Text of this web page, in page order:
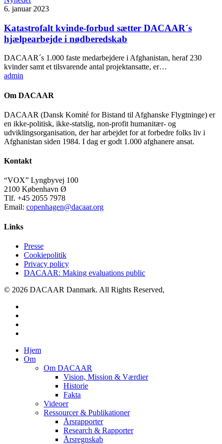
6. januar 2023
Katastrofalt kvinde-forbud sætter DACAAR´s
hjælpearbejde i nødberedskab
DACAAR´s 1.000 faste medarbejdere i Afghanistan, heraf 230
kvinder samt et tilsvarende antal projektansatte, er…
admin
Om DACAAR
DACAAR (Dansk Komité for Bistand til Afghanske Flygtninge) er
en ikke-politisk, ikke-statslig, non-profit humanitær- og
udviklingsorganisation, der har arbejdet for at forbedre folks liv i
Afghanistan siden 1984. I dag er godt 1.000 afghanere ansat.
Kontakt
“VOX” Lyngbyvej 100
2100 København Ø
Tlf. +45 2055 7978
Email: copenhagen@dacaar.org
Links
Presse
Cookiepolitik
Privacy policy
DACAAR: Making evaluations public
© 2026 DACAAR Danmark. All Rights Reserved,
Close
Menu
Hjem
Om
Om DACAAR
Vision, Mission & Værdier
Historie
Fakta
Videoer
Ressourcer & Publikationer
Årsrapporter
Research & Rapporter
Årsregnskab